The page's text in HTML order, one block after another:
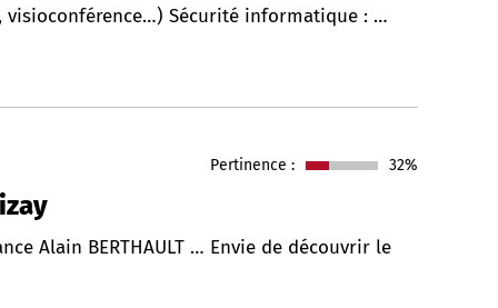
Sécurité informatique : …
Pertinence : 32%
Alain BERTHAULT … Envie de découvrir le